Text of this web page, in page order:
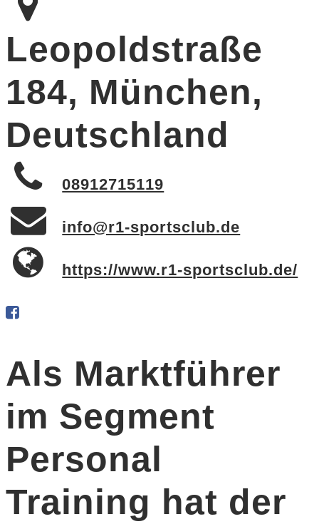
Leopoldstraße
184, München,
Deutschland
08912715119
info@r1-sportsclub.de
https://www.r1-sportsclub.de/
Als Marktführer
im Segment
Personal
Training hat der